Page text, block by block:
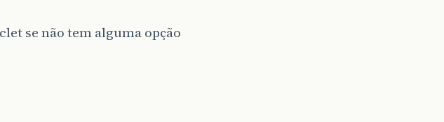
se não tem alguma opção